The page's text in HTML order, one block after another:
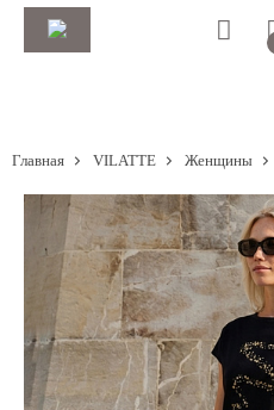
Главная VILATTE Женщины